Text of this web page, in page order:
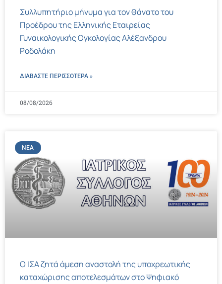
Συλλυπητήριο μήνυμα για τον θάνατο του
Προέδρου της Ελληνικής Εταιρείας
Γυναικολογικής Ογκολογίας Αλέξανδρου
Ροδολάκη
ΔΙΑΒΑΣΤΕ ΠΕΡΙΣΣΌΤΕΡΑ »
08/08/2026
ΝΈΑ
Ο ΙΣΑ ζητά άμεση αναστολή της υποχρεωτικής
καταχώρισης αποτελεσμάτων στο Ψηφιακό